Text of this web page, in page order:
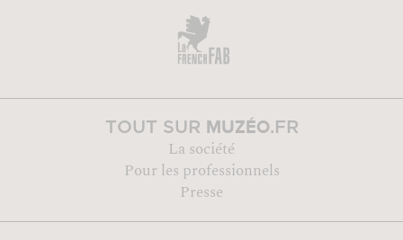
TOUT SUR MUZÉO.FR
La société
Pour les professionnels
Presse